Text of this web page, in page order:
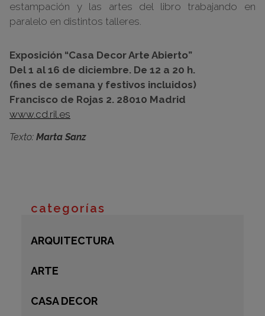
estampación y las artes del libro trabajando en
paralelo en distintos talleres.
Exposición “Casa Decor Arte Abierto”
Del 1 al 16 de diciembre. De 12 a 20 h.
(fines de semana y festivos incluidos)
Francisco de Rojas 2. 28010 Madrid
www.cd.ril.es
Texto: Marta Sanz
categorías
ARQUITECTURA
ARTE
CASA DECOR